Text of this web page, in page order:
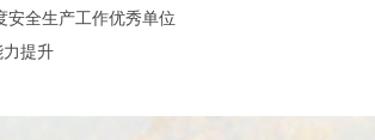
全生产工作优秀单位
提升